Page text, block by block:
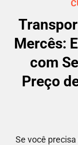
Mercês:
com
Preço
Se você